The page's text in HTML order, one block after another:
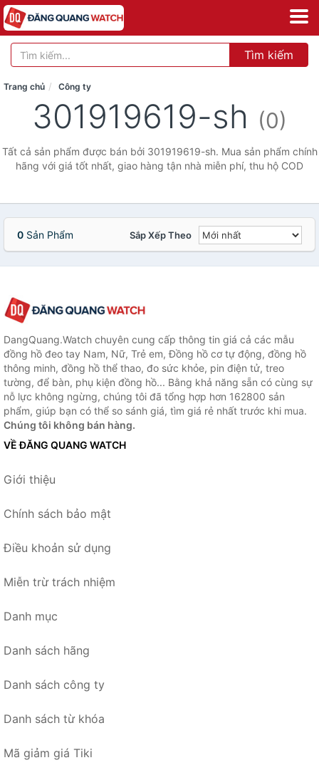
Tìm kiếm
Trang chủ Công ty
301919619-sh (0)
Tất cả sản phẩm được bán bởi 301919619-sh. Mua sản phẩm chính
hãng với giá tốt nhất, giao hàng tận nhà miễn phí, thu hộ COD
0 Sản Phẩm Sắp Xếp Theo
DangQuang.Watch chuyên cung cấp thông tin giá cả các mẫu
đồng hồ đeo tay Nam, Nữ, Trẻ em, Đồng hồ cơ tự động, đồng hồ
thông minh, đồng hồ thể thao, đo sức khỏe, pin điện tử, treo
tường, để bàn, phụ kiện đồng hồ... Bằng khả năng sẵn có cùng sự
nỗ lực không ngừng, chúng tôi đã tổng hợp hơn 162800 sản
phẩm, giúp bạn có thể so sánh giá, tìm giá rẻ nhất trước khi mua.
Chúng tôi không bán hàng.
VỀ ĐĂNG QUANG WATCH
Giới thiệu
Chính sách bảo mật
Điều khoản sử dụng
Miễn trừ trách nhiệm
Danh mục
Danh sách hãng
Danh sách công ty
Danh sách từ khóa
Mã giảm giá Tiki